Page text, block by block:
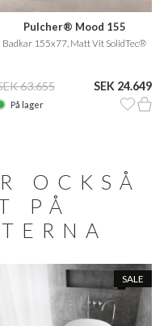
Pulcher® Mood 155
Badkar 155x77, Matt Vit SolidTec®
63.655 SEK 24.649
På lager
OCKSÅ
PÅ
SALE